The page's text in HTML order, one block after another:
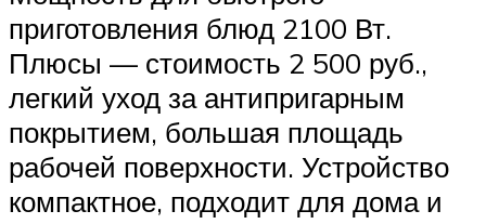
приготовления блюд 2100 Вт.
Плюсы — стоимость 2 500 руб.,
легкий уход за антипригарным
покрытием, большая площадь
рабочей поверхности. Устройство
компактное, подходит для дома и